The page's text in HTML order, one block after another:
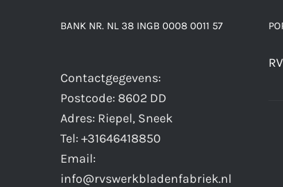
BANK NR. NL 38 INGB 0008 0011 57
Contactgegevens:
Postcode: 8602 DD
Adres: Riepel, Sneek
Tel: +31646418850
Email:
info@rvswerkbladenfabriek.nl